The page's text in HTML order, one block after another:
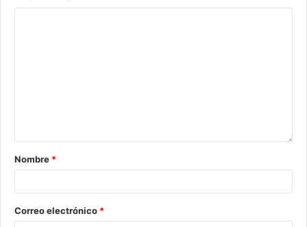
Nombre *
Correo electrónico *